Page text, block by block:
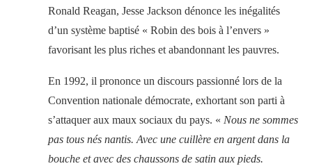
Ronald Reagan, Jesse Jackson dénonce les inégalités
d’un système baptisé « Robin des bois à l’envers »
favorisant les plus riches et abandonnant les pauvres.
En 1992, il prononce un discours passionné lors de la
Convention nationale démocrate, exhortant son parti à
s’attaquer aux maux sociaux du pays. « Nous ne sommes
pas tous nés nantis. Avec une cuillère en argent dans la
bouche et avec des chaussons de satin aux pieds.